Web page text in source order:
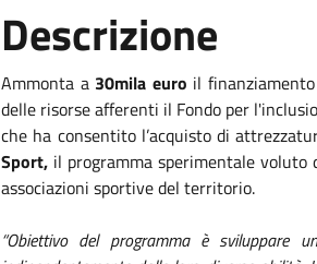
Descrizione
Ammonta a 30mila euro il
delle risorse afferenti il Fondo per
che ha consentito l’acquisto di
Sport,il programma sperimentale voluto
associazioni sportive del territorio.
“Obiettivo del programma è sviluppare